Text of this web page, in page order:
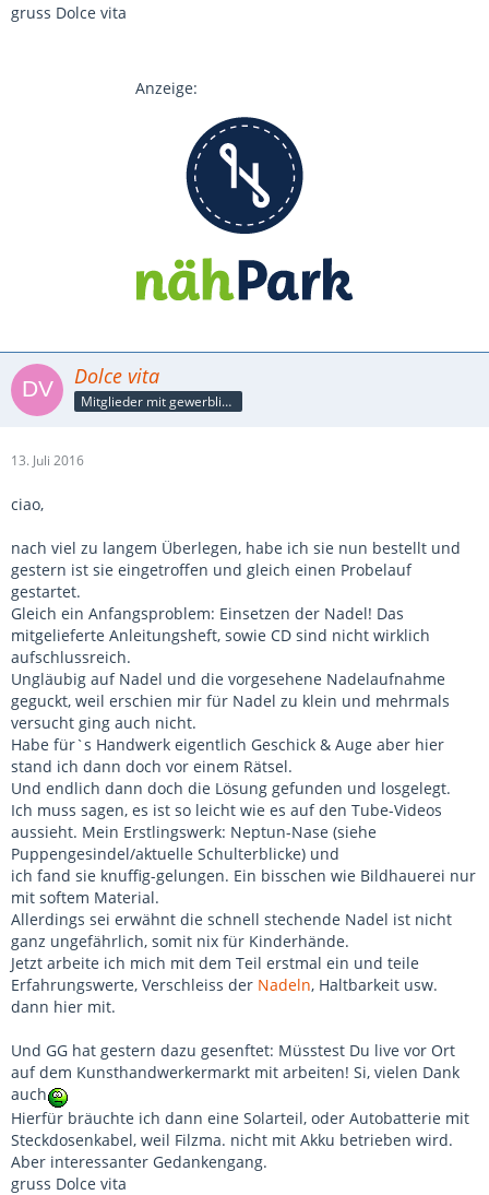
gruss Dolce vita
Anzeige:
Dolce vita
Mitglieder mit gewerblicher Verbindung, auch als Mitarbeiter/in
13. Juli 2016
ciao,
nach viel zu langem Überlegen, habe ich sie nun bestellt und
gestern ist sie eingetroffen und gleich einen Probelauf
gestartet.
Gleich ein Anfangsproblem: Einsetzen der Nadel! Das
mitgelieferte Anleitungsheft, sowie CD sind nicht wirklich
aufschlussreich.
Ungläubig auf Nadel und die vorgesehene Nadelaufnahme
geguckt, weil erschien mir für Nadel zu klein und mehrmals
versucht ging auch nicht.
Habe für`s Handwerk eigentlich Geschick & Auge aber hier
stand ich dann doch vor einem Rätsel.
Und endlich dann doch die Lösung gefunden und losgelegt.
Ich muss sagen, es ist so leicht wie es auf den Tube-Videos
aussieht. Mein Erstlingswerk: Neptun-Nase (siehe
Puppengesindel/aktuelle Schulterblicke) und
ich fand sie knuffig-gelungen. Ein bisschen wie Bildhauerei nur
mit softem Material.
Allerdings sei erwähnt die schnell stechende Nadel ist nicht
ganz ungefährlich, somit nix für Kinderhände.
Jetzt arbeite ich mich mit dem Teil erstmal ein und teile
Erfahrungswerte, Verschleiss der Nadeln, Haltbarkeit usw.
dann hier mit.
Und GG hat gestern dazu gesenftet: Müsstest Du live vor Ort
auf dem Kunsthandwerkermarkt mit arbeiten! Si, vielen Dank
auch
Hierfür bräuchte ich dann eine Solarteil, oder Autobatterie mit
Steckdosenkabel, weil Filzma. nicht mit Akku betrieben wird.
Aber interessanter Gedankengang.
gruss Dolce vita